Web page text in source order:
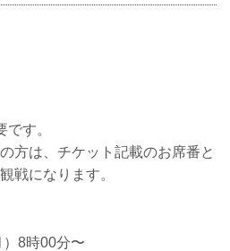
す。
方は、チケット記載のお席番と
戦になります。
8時00分〜